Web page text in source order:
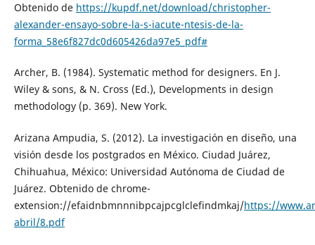
Obtenido de https://kupdf.net/download/christopher-
alexander-ensayo-sobre-la-s-iacute-ntesis-de-la-
forma_58e6f827dc0d605426da97e5_pdf#
Archer, B. (1984). Systematic method for designers. En J.
Wiley & sons, & N. Cross (Ed.), Developments in design
methodology (p. 369). New York.
Arizana Ampudia, S. (2012). La investigación en diseño, una
visión desde los postgrados en México. Ciudad Juárez,
Chihuahua, México: Universidad Autónoma de Ciudad de
Juárez. Obtenido de chrome-
extension://efaidnbmnnnibpcajpcglclefindmkaj/https://
abril/8.pdf